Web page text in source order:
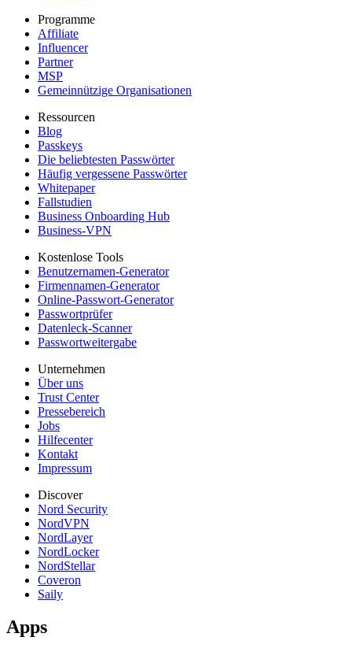
Programme
Affiliate
Influencer
Partner
MSP
Gemeinnützige Organisationen
Ressourcen
Blog
Passkeys
Die beliebtesten Passwörter
Häufig vergessene Passwörter
Whitepaper
Fallstudien
Business Onboarding Hub
Business-VPN
Kostenlose Tools
Benutzernamen-Generator
Firmennamen-Generator
Online-Passwort-Generator
Passwortprüfer
Datenleck-Scanner
Passwortweitergabe
Unternehmen
Über uns
Trust Center
Pressebereich
Jobs
Hilfecenter
Kontakt
Impressum
Discover
Nord Security
NordVPN
NordLayer
NordLocker
NordStellar
Coveron
Saily
Apps